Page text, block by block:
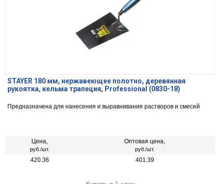
STAYER 180 мм, нержавеющее полотно, деревянная
рукоятка, кельма трапеция, Professional (0830-18)
Предназначена для нанесения и выравнивания растворов и смесей
Цена,
руб./шт.
Оптовая цена,
руб./шт.
420.36 401.39